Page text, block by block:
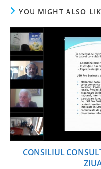
YOU MIGHT ALSO
CONSILIUL